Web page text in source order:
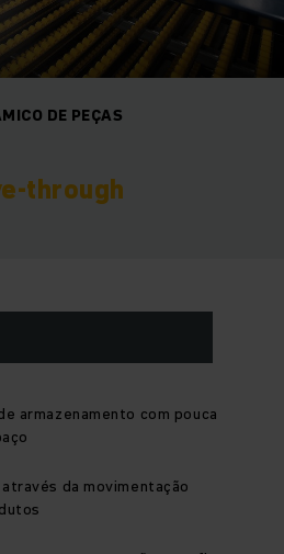
DE PEÇAS
through
armazenamento com pouca
da movimentação